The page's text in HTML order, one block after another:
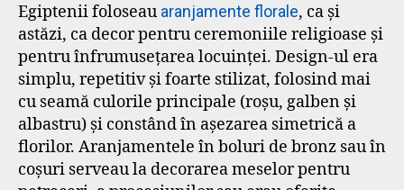
Egiptenii foloseau aranjamente florale, ca și
astăzi, ca decor pentru ceremoniile religioase și
pentru înfrumusețarea locuinței. Design-ul era
simplu, repetitiv și foarte stilizat, folosind mai
cu seamă culorile principale (roșu, galben și
albastru) și constând în așezarea simetrică a
florilor. Aranjamentele în boluri de bronz sau în
coșuri serveau la decorarea meselor pentru